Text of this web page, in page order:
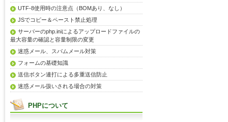
UTF-8使用時の注意点（BOMあり、なし）
JSでコピー＆ペースト禁止処理
サーバーのphp.iniによるアップロードファイルの
最大容量の確認と容量制限の変更
迷惑メール、スパムメール対策
フォームの基礎知識
送信ボタン連打による多重送信防止
迷惑メール扱いされる場合の対策
PHPについて